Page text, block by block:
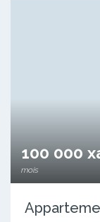
100 000
mois